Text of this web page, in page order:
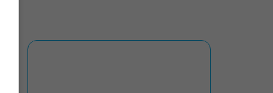
σινεμά στην Ταράτσα του